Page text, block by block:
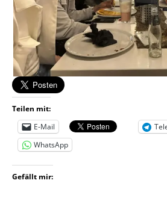
Teilen mit:
E-Mail
WhatsApp
Gefällt mir: